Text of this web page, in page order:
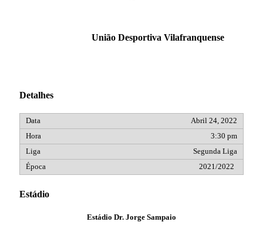
União Desportiva Vilafranquense
Detalhes
Abril 24, 2022
3:30 pm
Segunda Liga
2021/2022
Estádio
Estádio Dr. Jorge Sampaio